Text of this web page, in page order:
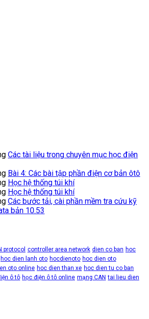
Các tài liệu trong chuyên mục học điện
Bài 4: Các bài tập phần điện cơ bản ôtô
Học hệ thống túi khí
Học hệ thống túi khí
Các bước tải, cài phần mềm tra cứu kỹ
bản 10.53
protocol controller area network dien co ban hoc
hoc dien lanh oto hocdienoto hoc dien oto
oto online hoc dien than xe hoc dien tu co ban
ô tô học điện ô tô online mạng CAN tai lieu dien